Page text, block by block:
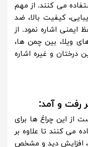
می کنند. از مهم
کیفیت بالا، ضد
ایمنی اشاره نمود. از
ویلا، بین چمن ها،
درختان و غیره اشاره
رفت و آمد:
این چراغ ها برای
می کنند تا علاوه بر
افزایش دید و مشخص